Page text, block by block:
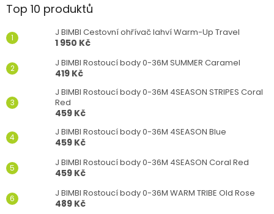
Top 10 produktů
J BIMBI Cestovní ohřívač lahví Warm-Up Travel
1 950 Kč
J BIMBI Rostoucí body 0-36M SUMMER Caramel
419 Kč
J BIMBI Rostoucí body 0-36M 4SEASON STRIPES Coral
Red
459 Kč
J BIMBI Rostoucí body 0-36M 4SEASON Blue
459 Kč
J BIMBI Rostoucí body 0-36M 4SEASON Coral Red
459 Kč
J BIMBI Rostoucí body 0-36M WARM TRIBE Old Rose
489 Kč